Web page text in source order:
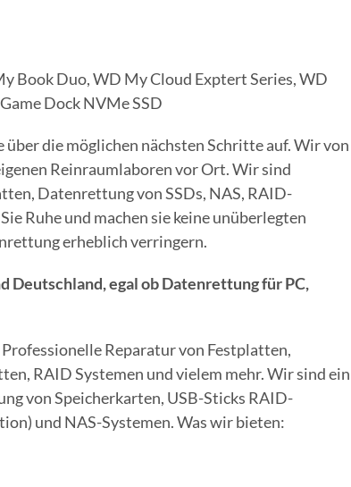
Book Duo, WD My Cloud Exptert Series, WD
Dock NVMe SSD
über die möglichen nächsten Schritte auf. Wir von
Reinraumlaboren vor Ort. Wir sind
Datenrettung von SSDs, NAS, RAID-
Ruhe und machen sie keine unüberlegten
erheblich verringern.
Deutschland, egal ob Datenrettung für PC,
Reparatur von Festplatten,
RAID Systemen und vielem mehr. Wir sind ein
von Speicherkarten, USB-Sticks RAID-
und NAS-Systemen. Was wir bieten: